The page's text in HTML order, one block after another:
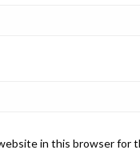
website in this browser for